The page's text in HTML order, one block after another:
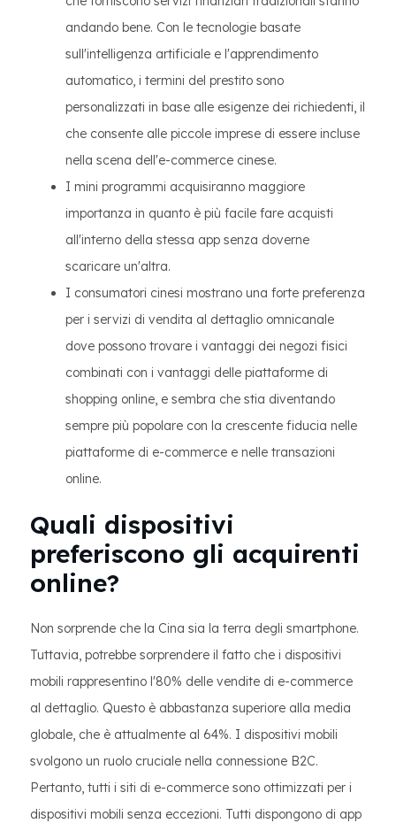
andando bene. Con le tecnologie basate
sull'intelligenza artificiale e l'apprendimento
automatico, i termini del prestito sono
personalizzati in base alle esigenze dei richiedenti, il
che consente alle piccole imprese di essere incluse
nella scena dell'e-commerce cinese.
I mini programmi acquisiranno maggiore
importanza in quanto è più facile fare acquisti
all'interno della stessa app senza doverne
scaricare un'altra.
I consumatori cinesi mostrano una forte preferenza
per i servizi di vendita al dettaglio omnicanale
dove possono trovare i vantaggi dei negozi fisici
combinati con i vantaggi delle piattaforme di
shopping online, e sembra che stia diventando
sempre più popolare con la crescente fiducia nelle
piattaforme di e-commerce e nelle transazioni
online.
Quali dispositivi
preferiscono gli acquirenti
online?
Non sorprende che la Cina sia la terra degli smartphone.
Tuttavia, potrebbe sorprendere il fatto che i dispositivi
mobili rappresentino l'80% delle vendite di e-commerce
al dettaglio. Questo è abbastanza superiore alla media
globale, che è attualmente al 64%. I dispositivi mobili
svolgono un ruolo cruciale nella connessione B2C.
Pertanto, tutti i siti di e-commerce sono ottimizzati per i
dispositivi mobili senza eccezioni. Tutti dispongono di app